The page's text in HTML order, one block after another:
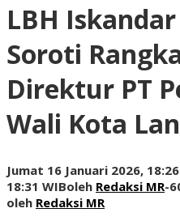
LBH
Soroti
Direktur PT
Wali Kota
Jumat 16 Januari 2026,
18:31 WIBoleh Redaksi MR-
oleh Redaksi MR